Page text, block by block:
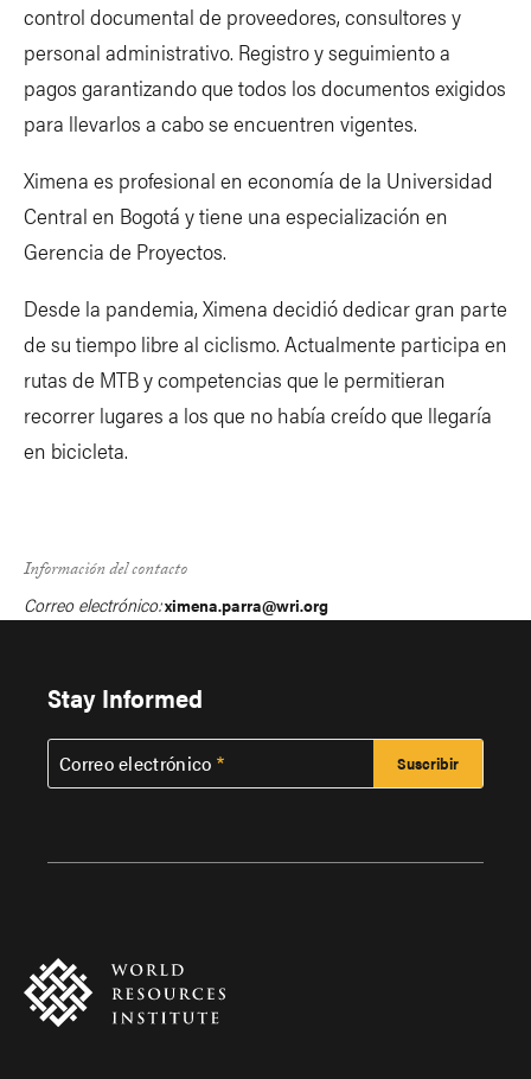
control documental de proveedores, consultores y
personal administrativo. Registro y seguimiento a
pagos garantizando que todos los documentos exigidos
para llevarlos a cabo se encuentren vigentes.
Ximena es profesional en economía de la Universidad
Central en Bogotá y tiene una especialización en
Gerencia de Proyectos.
Desde la pandemia, Ximena decidió dedicar gran parte
de su tiempo libre al ciclismo. Actualmente participa en
rutas de MTB y competencias que le permitieran
recorrer lugares a los que no había creído que llegaría
en bicicleta.
Información del contacto
Correo electrónico:ximena.parra@wri.org
Stay Informed
Correo electrónico